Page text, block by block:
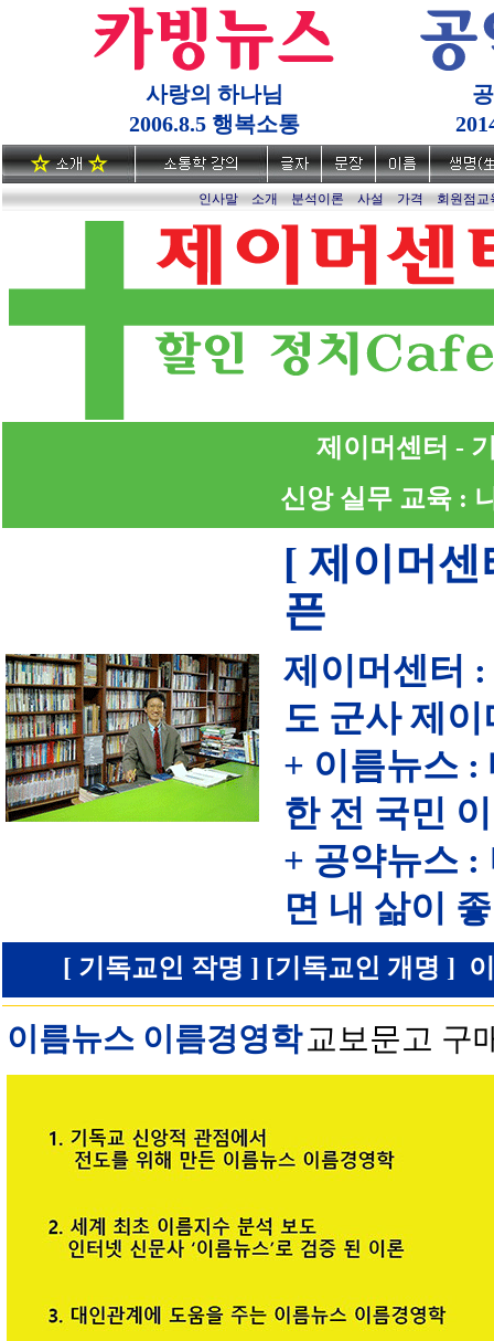
사랑의 하나님
2006.8.5 행복소통
인사말 소개 분석이론 사설 가격 회원점교
제이머센터 -
신앙 실무 교육 :
[ 제이머센
픈
제이머센터
도 군사 제
+ 이름뉴스 :
한 전 국민
+ 공약뉴스 :
면 내 삶이
[ 기독교인 작명 ] [기독교인 개명 ]
이름뉴스 이름경영학 교보문고 구